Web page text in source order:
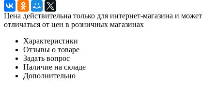
Цена действительна только для интернет-магазина и может
отличаться от цен в розничных магазинах
Характеристики
Отзывы о товаре
Задать вопрос
Наличие на складе
Дополнительно